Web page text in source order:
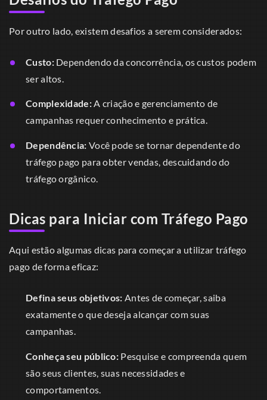
Por outro lado, existem desafios a serem considerados:
Custo:Dependendo da concorrência, os custos podem
ser altos.
Complexidade:A criação e gerenciamento de
campanhas requer conhecimento e prática.
Dependência: Você pode se tornar dependente do
tráfego pago para obter vendas, descuidando do
tráfego orgânico.
Dicas para Iniciar com Tráfego Pago
Aqui estão algumas dicas para começar a utilizar tráfego
pago de forma eficaz:
Defina seus objetivos: Antes de começar, saiba
exatamente o que deseja alcançar com suas
campanhas.
Conheça seu público: Pesquise e compreenda quem
são seus clientes, suas necessidades e
comportamentos.